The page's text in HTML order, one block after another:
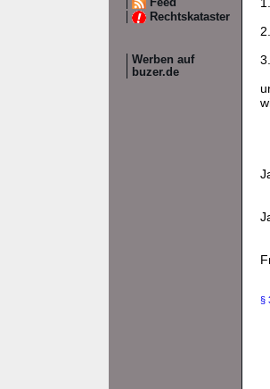
Feed
Rechtskataster
Werben auf
buzer.de
2.
3.
§